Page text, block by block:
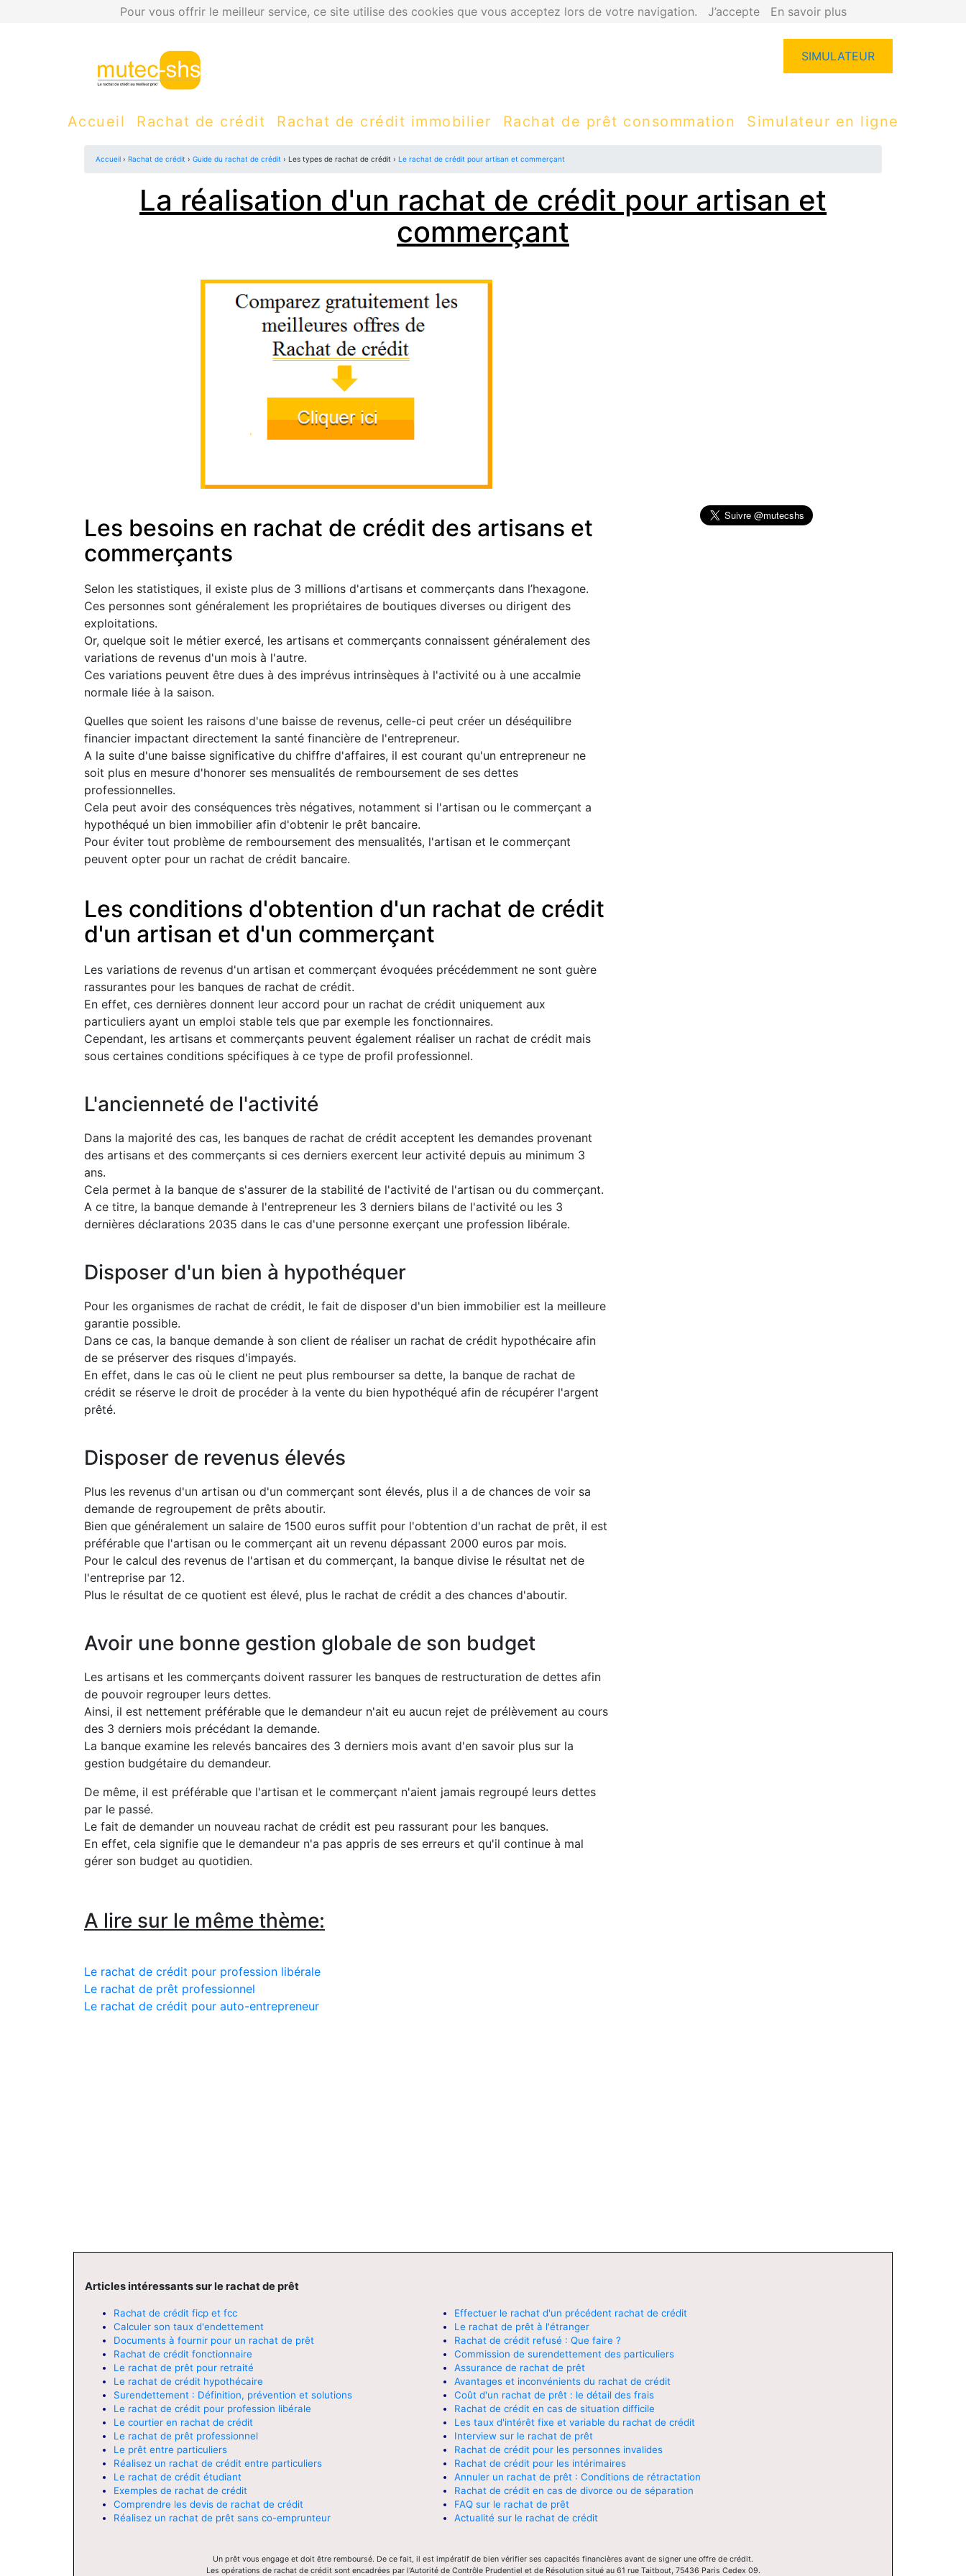
SIMULATEUR
Accueil Rachat de crédit Rachat de crédit immobilier Rachat de prêt consommation Simulateur en ligne
Accueil › Rachat de crédit › Guide du rachat de crédit › Les types de rachat de crédit › Le rachat de crédit pour artisan et commerçant
La réalisation d'un rachat de crédit pour artisan et
commerçant
Les besoins en rachat de crédit des artisans et
commerçants
Selon les statistiques, il existe plus de 3 millions d'artisans et commerçants dans l’hexagone.
Ces personnes sont généralement les propriétaires de boutiques diverses ou dirigent des
exploitations.
Or, quelque soit le métier exercé, les artisans et commerçants connaissent généralement des
variations de revenus d'un mois à l'autre.
Ces variations peuvent être dues à des imprévus intrinsèques à l'activité ou à une accalmie
normale liée à la saison.
Quelles que soient les raisons d'une baisse de revenus, celle-ci peut créer un déséquilibre
financier impactant directement la santé financière de l'entrepreneur.
A la suite d'une baisse significative du chiffre d'affaires, il est courant qu'un entrepreneur ne
soit plus en mesure d'honorer ses mensualités de remboursement de ses dettes
professionnelles.
Cela peut avoir des conséquences très négatives, notamment si l'artisan ou le commerçant a
hypothéqué un bien immobilier afin d'obtenir le prêt bancaire.
Pour éviter tout problème de remboursement des mensualités, l'artisan et le commerçant
peuvent opter pour un rachat de crédit bancaire.
Les conditions d'obtention d'un rachat de crédit
d'un artisan et d'un commerçant
Les variations de revenus d'un artisan et commerçant évoquées précédemment ne sont guère
rassurantes pour les banques de rachat de crédit.
En effet, ces dernières donnent leur accord pour un rachat de crédit uniquement aux
particuliers ayant un emploi stable tels que par exemple les fonctionnaires.
Cependant, les artisans et commerçants peuvent également réaliser un rachat de crédit mais
sous certaines conditions spécifiques à ce type de profil professionnel.
L'ancienneté de l'activité
Dans la majorité des cas, les banques de rachat de crédit acceptent les demandes provenant
des artisans et des commerçants si ces derniers exercent leur activité depuis au minimum 3
ans.
Cela permet à la banque de s'assurer de la stabilité de l'activité de l'artisan ou du commerçant.
A ce titre, la banque demande à l'entrepreneur les 3 derniers bilans de l'activité ou les 3
dernières déclarations 2035 dans le cas d'une personne exerçant une profession libérale.
Disposer d'un bien à hypothéquer
Pour les organismes de rachat de crédit, le fait de disposer d'un bien immobilier est la meilleure
garantie possible.
Dans ce cas, la banque demande à son client de réaliser un rachat de crédit hypothécaire afin
de se préserver des risques d'impayés.
En effet, dans le cas où le client ne peut plus rembourser sa dette, la banque de rachat de
crédit se réserve le droit de procéder à la vente du bien hypothéqué afin de récupérer l'argent
prêté.
Disposer de revenus élevés
Plus les revenus d'un artisan ou d'un commerçant sont élevés, plus il a de chances de voir sa
demande de regroupement de prêts aboutir.
Bien que généralement un salaire de 1500 euros suffit pour l'obtention d'un rachat de prêt, il est
préférable que l'artisan ou le commerçant ait un revenu dépassant 2000 euros par mois.
Pour le calcul des revenus de l'artisan et du commerçant, la banque divise le résultat net de
l'entreprise par 12.
Plus le résultat de ce quotient est élevé, plus le rachat de crédit a des chances d'aboutir.
Avoir une bonne gestion globale de son budget
Les artisans et les commerçants doivent rassurer les banques de restructuration de dettes afin
de pouvoir regrouper leurs dettes.
Ainsi, il est nettement préférable que le demandeur n'ait eu aucun rejet de prélèvement au cours
des 3 derniers mois précédant la demande.
La banque examine les relevés bancaires des 3 derniers mois avant d'en savoir plus sur la
gestion budgétaire du demandeur.
De même, il est préférable que l'artisan et le commerçant n'aient jamais regroupé leurs dettes
par le passé.
Le fait de demander un nouveau rachat de crédit est peu rassurant pour les banques.
En effet, cela signifie que le demandeur n'a pas appris de ses erreurs et qu'il continue à mal
gérer son budget au quotidien.
A lire sur le même thème:
Le rachat de crédit pour profession libérale
Le rachat de prêt professionnel
Le rachat de crédit pour auto-entrepreneur
Articles intéressants sur le rachat de prêt
Rachat de crédit ficp et fcc
Calculer son taux d'endettement
Documents à fournir pour un rachat de prêt
Rachat de crédit fonctionnaire
Le rachat de prêt pour retraité
Le rachat de crédit hypothécaire
Surendettement : Définition, prévention et solutions
Le rachat de crédit pour profession libérale
Le courtier en rachat de crédit
Le rachat de prêt professionnel
Le prêt entre particuliers
Réalisez un rachat de crédit entre particuliers
Le rachat de crédit étudiant
Exemples de rachat de crédit
Comprendre les devis de rachat de crédit
Réalisez un rachat de prêt sans co-emprunteur
Effectuer le rachat d'un précédent rachat de crédit
Le rachat de prêt à l'étranger
Rachat de crédit refusé : Que faire ?
Commission de surendettement des particuliers
Assurance de rachat de prêt
Avantages et inconvénients du rachat de crédit
Coût d'un rachat de prêt : le détail des frais
Rachat de crédit en cas de situation difficile
Les taux d'intérêt fixe et variable du rachat de crédit
Interview sur le rachat de prêt
Rachat de crédit pour les personnes invalides
Rachat de crédit pour les intérimaires
Annuler un rachat de prêt : Conditions de rétractation
Rachat de crédit en cas de divorce ou de séparation
FAQ sur le rachat de prêt
Actualité sur le rachat de crédit
Un prêt vous engage et doit être remboursé. De ce fait, il est impératif de bien vérifier ses capacités financières avant de signer une offre de crédit.
Les opérations de rachat de crédit sont encadrées par l'Autorité de Contrôle Prudentiel et de Résolution situé au 61 rue Taitbout, 75436 Paris Cedex 09.
Pour vous offrir le meilleur service, ce site utilise des cookies que vous acceptez lors de votre navigation. J’accepte En savoir plus